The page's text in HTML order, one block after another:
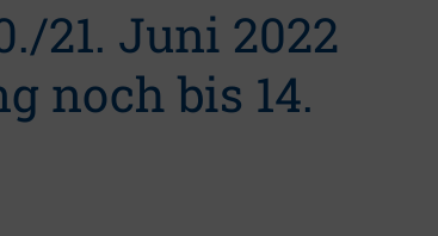
21. Juni 2022
noch bis 14.